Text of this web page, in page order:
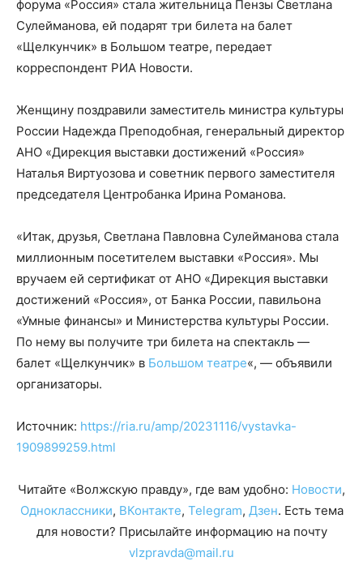
форума «Россия» стала жительница Пензы Светлана
Сулейманова, ей подарят три билета на балет
«Щелкунчик» в Большом театре, передает
корреспондент РИА Новости.
Женщину поздравили заместитель министра культуры
России Надежда Преподобная, генеральный директор
АНО «Дирекция выставки достижений «Россия»
Наталья Виртуозова и советник первого заместителя
председателя Центробанка Ирина Романова.
«Итак, друзья, Светлана Павловна Сулейманова стала
миллионным посетителем выставки «Россия». Мы
вручаем ей сертификат от АНО «Дирекция выставки
достижений «Россия», от Банка России, павильона
«Умные финансы» и Министерства культуры России.
По нему вы получите три билета на спектакль —
балет «Щелкунчик» в Большом театре«, — объявили
организаторы.
Источник: https://ria.ru/amp/20231116/vystavka-
1909899259.html
Читайте «Волжскую правду», где вам удобно: Новости,
Одноклассники, ВКонтакте, Telegram, Дзен. Есть тема
для новости? Присылайте информацию на почту
vlzpravda@mail.ru